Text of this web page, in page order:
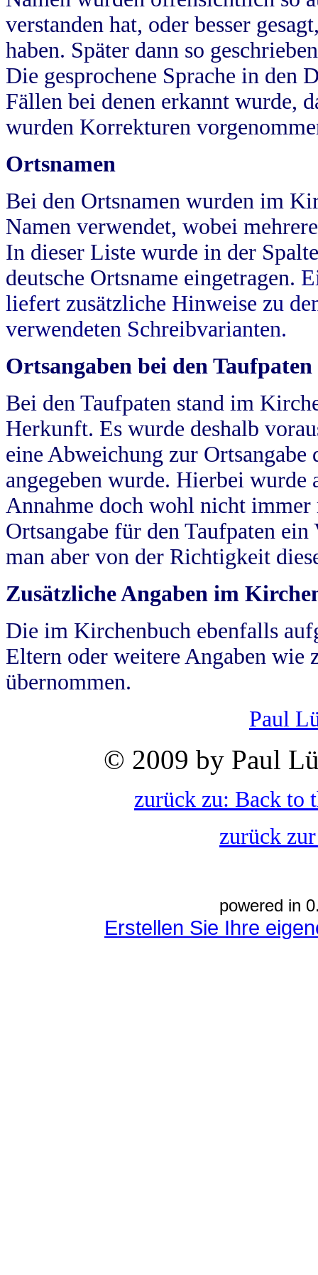
verstanden hat, oder besser
haben. Später dann so
Die gesprochene Sprache in
Fällen bei denen erkannt wurde,
wurden Korrekturen
Ortsnamen
Bei den Ortsnamen wurden im
Namen verwendet, wobei
In dieser Liste wurde in der
deutsche Ortsname eingetragen.
liefert zusätzliche Hinweise zu
verwendeten Schreibvarianten.
Ortsangaben bei den Taufpaten
Bei den Taufpaten stand im
Herkunft. Es wurde deshalb
eine Abweichung zur
angegeben wurde. Hierbei wurde
Annahme doch wohl nicht
Ortsangabe für den Taufpaten
man aber von der Richtigkeit
Zusätzliche Angaben im
Die im Kirchenbuch ebenfalls
Eltern oder weitere Angaben wie
übernommen.
Paul
© 2009 by Paul
zurück zu: Back to
zurück
powered in
Erstellen Sie Ihre